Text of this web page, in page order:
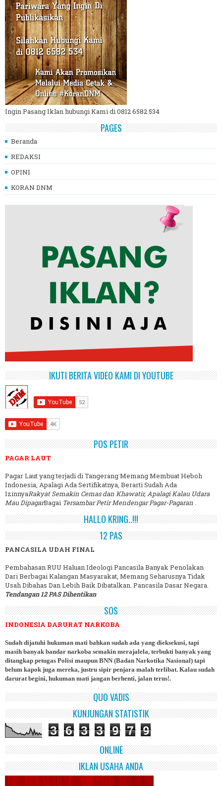
Ingin Pasang Iklan hubungi Kami di 0812 6582 534
PAGES
Beranda
REDAKSI
OPINI
KORAN DNM
IKUTI BERITA VIDEO KAMI DI YOUTUBE
POS PETIR
PAGAR LAUT
Pagar Laut yang terjadi di Tangerang Memang Membuat Heboh
Indonesia, Apalagi Ada Sertifikatnya, Berarti Sudah Ada
IzinnyaRakyat Semakin Cemas dan Khawatir, Apalagi Kalau Udara
Mau DipagarBagai Tersambar Petir Mendengar Pagar-Pagaran.
HALLO KRING..!!!
12 PAS
PANCASILA UDAH FINAL
Pembahasan RUU Haluan Ideologi Pancasila Banyak Penolakan
Dari Berbagai Kalangan Masyarakat, Memang Seharusnya Tidak
Usah Dibahas Dan Lebih Baik Dibatalkan. Pancasila Dasar Negara.
Tendangan 12 PAS Dihentikan
SOS
INDONESIA DARURAT NARKOBA
Sudah dijatuhi hukuman mati bahkan sudah ada yang dieksekusi, tapi
masih banyak bandar narkoba semakin merajalela, terbukti banyak yang
ditangkap petugas Polisi maupun BNN (Badan Narkotika Nasional) tapi
belum kapok juga mereka, justru sipir penjara malah terlibat. Kalau sudah
darurat begini, hukuman mati jangan berhenti, jalan terus!.
QUO VADIS
KUNJUNGAN STATISTIK
3 6 3 3 9 7 9
ONLINE
IKLAN USAHA ANDA